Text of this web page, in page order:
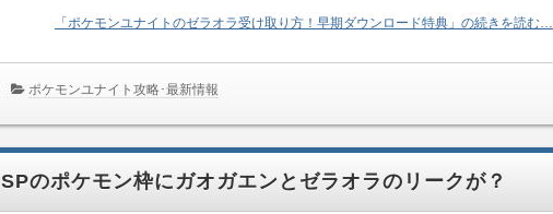
「ポケモンユナイトのゼラオラ受け取り方！早期ダウンロード特典」の続きを読む…
ポケモンユナイト攻略･最新情報
のポケモン枠にガオガエンとゼラオラのリークが？